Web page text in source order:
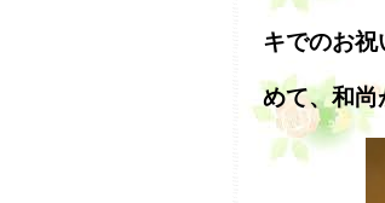
キでのお
めて、和尚